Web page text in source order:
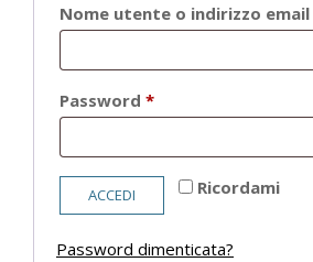
Nome utente o indirizzo email
Password *Richiesto
Ricordami
ACCEDI
Password dimenticata?